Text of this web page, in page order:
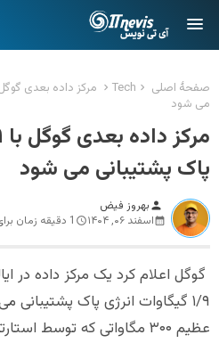
صفحهٔ اصلی Tech
می شود
پاک پشتیبانی می شود
person بهروز فیض
اسفند ۰۶, ۱۴۰۴
1 دقیقه زمان برای مطالعه
گوگل اعلام کرد یک مرکز داده در
۱/۹ گیگاوات انرژی پاک